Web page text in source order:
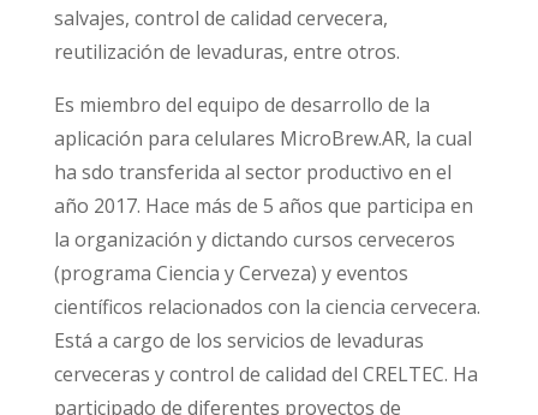
salvajes, control de calidad cervecera,
reutilización de levaduras, entre otros.
Es miembro del equipo de desarrollo de la
aplicación para celulares MicroBrew.AR, la cual
ha sdo transferida al sector productivo en el
año 2017. Hace más de 5 años que participa en
la organización y dictando cursos cerveceros
(programa Ciencia y Cerveza) y eventos
científicos relacionados con la ciencia cervecera.
Está a cargo de los servicios de levaduras
cerveceras y control de calidad del CRELTEC. Ha
participado de diferentes proyectos de